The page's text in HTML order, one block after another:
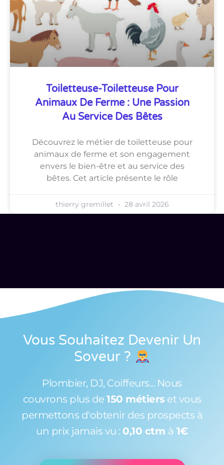
Toiletteuse-Toiletteuse Pour
Animaux De Ferme : Une Passion
Au Service Des Bêtes
Découvrez le métier de toiletteuse pour
animaux de ferme et son engagement
envers le bien-être et au service des
bêtes. Cet article présente le rôle
thierry gremillet 28 avril 2026
Vous Souhaitez Devenir Un
Soveur ?
Plombier, DJ, Coiffeurs... Nous
couvrons plus de 150 métiers et vous
permettons d'obtenir des prospects à
un prix jamais vu : 0,10 ctm à 1€